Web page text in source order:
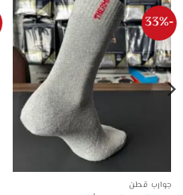
-33%
جوارب قطن